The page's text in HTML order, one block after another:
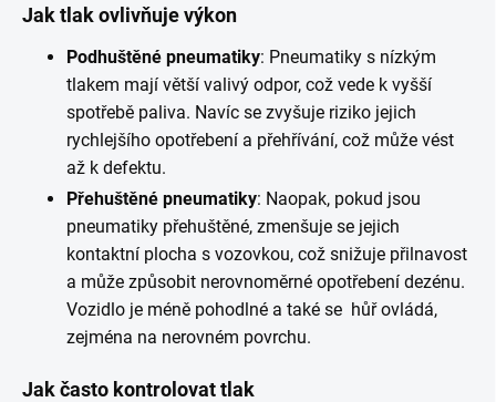
Jak tlak ovlivňuje výkon
Podhuštěné pneumatiky: Pneumatiky s nízkým
tlakem mají větší valivý odpor, což vede k vyšší
spotřebě paliva. Navíc se zvyšuje riziko jejich
rychlejšího opotřebení a přehřívání, což může vést
až k defektu.
Přehuštěné pneumatiky: Naopak, pokud jsou
pneumatiky přehuštěné, zmenšuje se jejich
kontaktní plocha s vozovkou, což snižuje přilnavost
a může způsobit nerovnoměrné opotřebení dezénu.
Vozidlo je méně pohodlné a také se hůř ovládá,
zejména na nerovném povrchu.
Jak často kontrolovat tlak